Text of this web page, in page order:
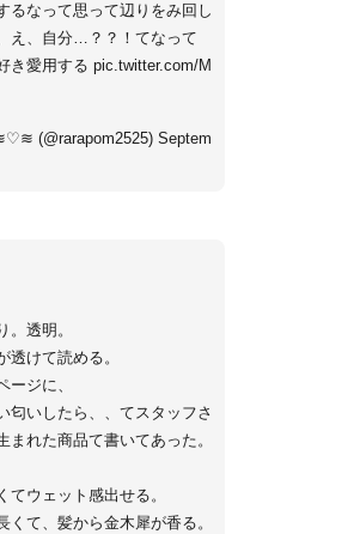
るなって思って辺りをみ回し
え、自分…？？！てなって
き愛用する pic.twitter.com/M
(@rarapom2525) Septem
。透明。
透けて読める。
ージに、
匂いしたら、、てスタッフさ
まれた商品て書いてあった。
てウェット感出せる。
くて、髪から金木犀が香る。